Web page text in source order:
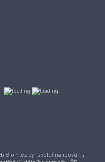
Biom.cz byl spolufinancován z